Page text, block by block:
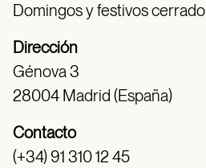
Domingos y festivos cerrado
Dirección
Génova 3
28004 Madrid (España)
Contacto
(+34) 91 310 12 45